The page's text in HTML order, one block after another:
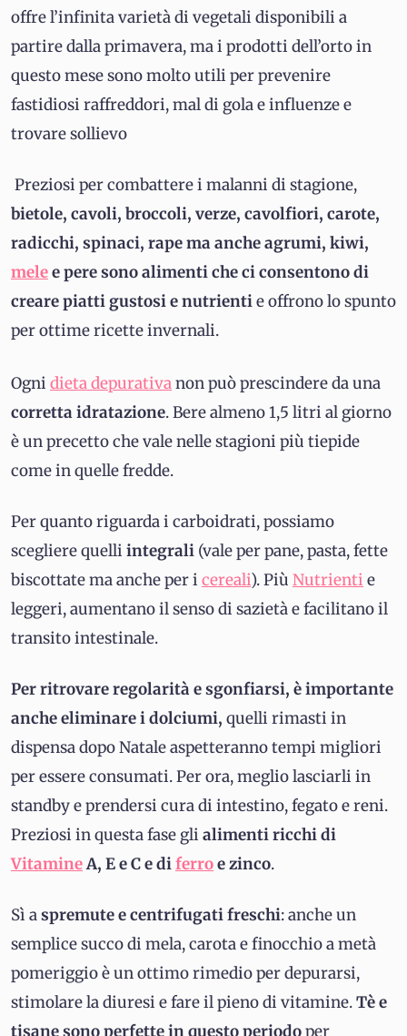
offre l’infinita varietà di vegetali disponibili a
partire dalla primavera, ma i prodotti dell’orto in
questo mese sono molto utili per prevenire
fastidiosi raffreddori, mal di gola e influenze e
trovare sollievo
Preziosi per combattere i malanni di stagione,
bietole, cavoli, broccoli, verze, cavolfiori, carote,
radicchi, spinaci, rape ma anche agrumi, kiwi,
melee pere sono alimenti che ci consentono di
creare piatti gustosi e nutrientie offrono lo spunto
per ottime ricette invernali.
Ogni dieta depurativanon può prescindere da una
corretta idratazione. Bere almeno 1,5 litri al giorno
è un precetto che vale nelle stagioni più tiepide
come in quelle fredde.
Per quanto riguarda i carboidrati, possiamo
scegliere quelli integrali (vale per pane, pasta, fette
biscottate ma anche per i cereali). Più Nutrienti e
leggeri, aumentano il senso di sazietà e facilitano il
transito intestinale.
Per ritrovare regolarità e sgonfiarsi, è importante
anche eliminare i dolciumi, quelli rimasti in
dispensa dopo Natale aspetteranno tempi migliori
per essere consumati. Per ora, meglio lasciarli in
standby e prendersi cura di intestino, fegato e reni.
Preziosi in questa fase gli alimenti ricchi di
VitamineA, E e C e diferroe zinco.
Sì aspremute e centrifugati freschi: anche un
semplice succo di mela, carota e finocchio a metà
pomeriggio è un ottimo rimedio per depurarsi,
stimolare la diuresi e fare il pieno di vitamine.Tè e
tisane sono perfette in questo periodoper